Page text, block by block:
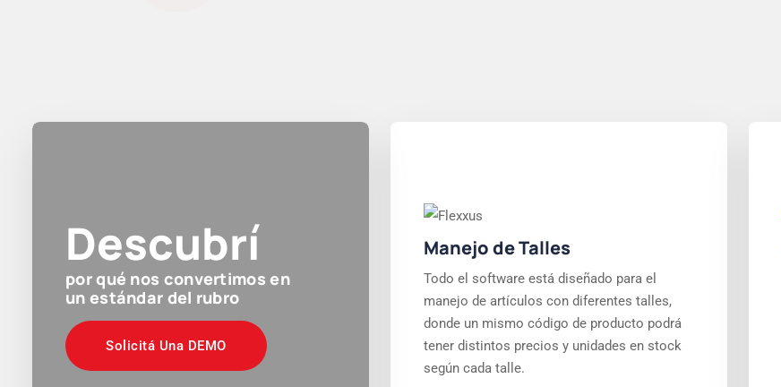
Descubrí
por qué nos convertimos en
un estándar del rubro
Solicitá Una DEMO
Manejo de Talles
Todo el software está diseñado para el
manejo de artículos con diferentes talles,
donde un mismo código de producto podrá
tener distintos precios y unidades en stock
según cada talle.